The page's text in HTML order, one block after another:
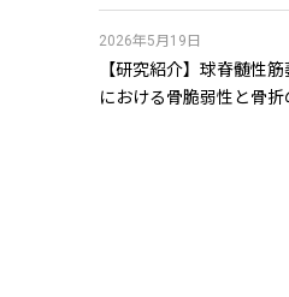
【研究紹介】球脊髄性
における骨脆弱性と骨折
2026年5月19日